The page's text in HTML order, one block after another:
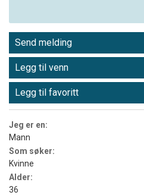
Send melding
Legg til venn
Legg til favoritt
Jeg er en:
Mann
Som søker:
Kvinne
Alder:
36